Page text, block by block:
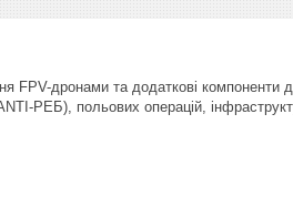
FPV-дронами та додаткові компоненти
РЕБ), польових операцій,